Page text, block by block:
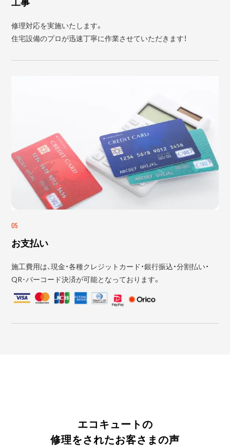
修理対応を実施いたします。
住宅設備のプロが迅速丁寧に作業させていただきます！
05
お支払い
施工費用は、現金・各種クレジットカード・銀行振込・分割払い・
QR･バーコード決済が可能となっております。
エコキュートの
修理をされたお客さまの声